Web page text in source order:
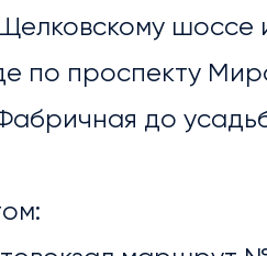
шоссе
по проспекту
до